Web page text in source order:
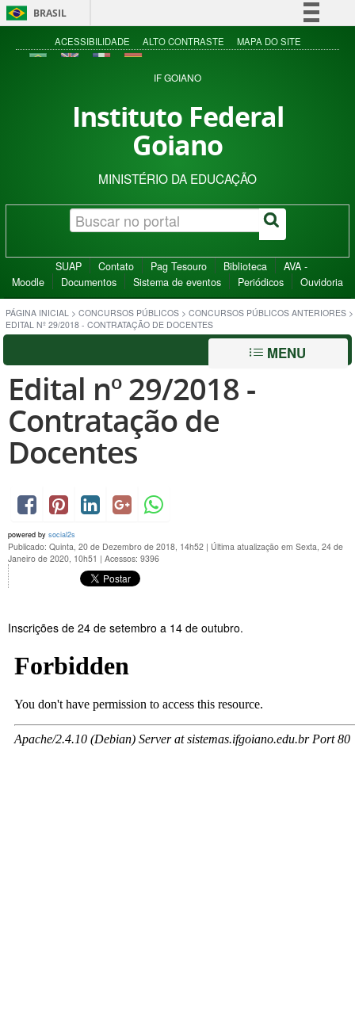
BRASIL
Simplifique!
Acesso à informação
ACESSIBILIDADE ALTO CONTRASTE MAPA DO SITE
IF GOIANO
Instituto Federal
Goiano
MINISTÉRIO DA EDUCAÇÃO
SUAP Contato Pag Tesouro Biblioteca
AVA -
Moodle
Documentos Sistema de eventos Periódicos Ouvidoria
PÁGINA INICIAL > CONCURSOS PÚBLICOS > CONCURSOS PÚBLICOS ANTERIORES >
EDITAL Nº 29/2018 - CONTRATAÇÃO DE DOCENTES
MENU
Edital nº 29/2018 -
Contratação de
Docentes
powered by social2s
Publicado: Quinta, 20 de Dezembro de 2018, 14h52 | Última atualização em Sexta, 24 de
Janeiro de 2020, 10h51 | Acessos: 9396
Inscrições de 24 de setembro a 14 de outubro.